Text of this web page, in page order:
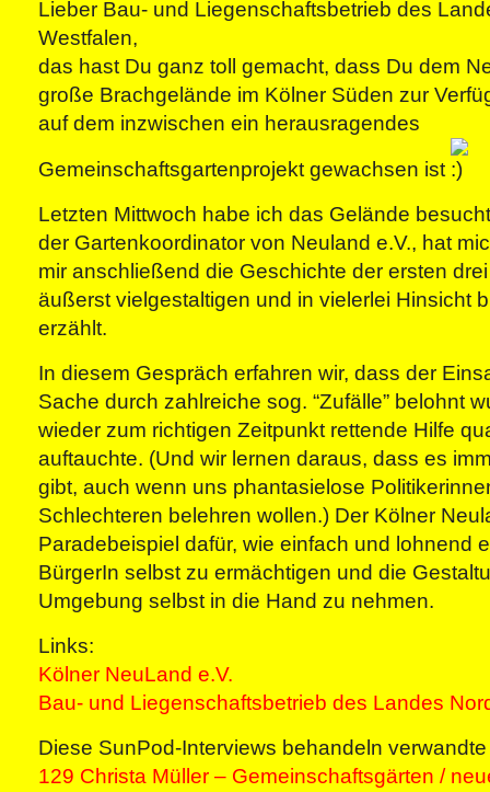
Lieber Bau- und Liegenschaftsbetrieb des
Westfalen,
das hast Du ganz toll gemacht, dass Du dem
große Brachgelände im Kölner Süden zur
auf dem inzwischen ein herausragendes
Gemeinschaftsgartenprojekt gewachsen ist
Letzten Mittwoch habe ich das Gelände
der Gartenkoordinator von Neuland e.V., hat
mir anschließend die Geschichte der ersten
äußerst vielgestaltigen und in vielerlei Hinsicht
erzählt.
In diesem Gespräch erfahren wir, dass der
Sache durch zahlreiche sog. “Zufälle” belohnt
wieder zum richtigen Zeitpunkt rettende Hilfe
auftauchte. (Und wir lernen daraus, dass es
gibt, auch wenn uns phantasielose
Schlechteren belehren wollen.) Der Kölner
Paradebeispiel dafür, wie einfach und lohnend
BürgerIn selbst zu ermächtigen und die
Umgebung selbst in die Hand zu nehmen.
Links:
Kölner NeuLand e.V.
Bau- und Liegenschaftsbetrieb des Landes
Diese SunPod-Interviews behandeln
129 Christa Müller – Gemeinschaftsgärten /